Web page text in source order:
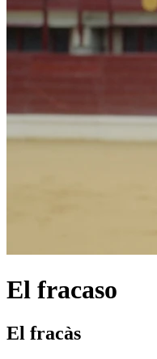
El fracaso
El fracàs